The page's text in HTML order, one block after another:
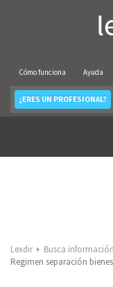
Cómo funciona Ayuda
¿ERES UN PROFESIONAL?
Lexdir
Busca
Regimen separación